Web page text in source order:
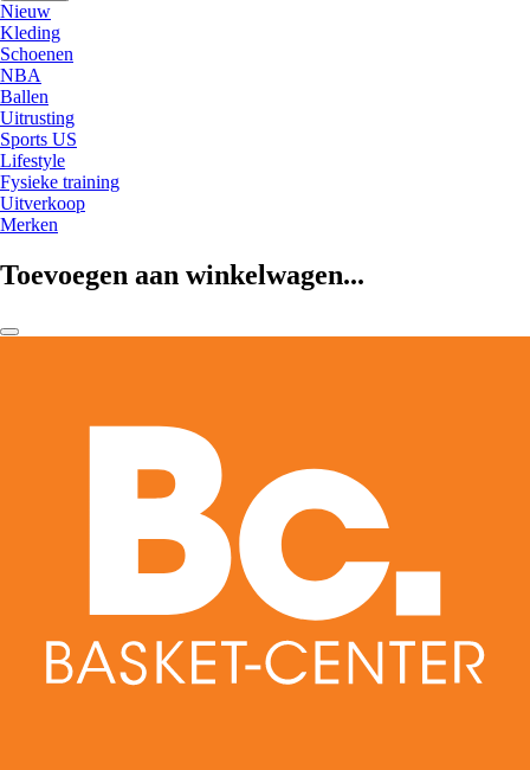
Nieuw
Kleding
Schoenen
NBA
Ballen
Uitrusting
Sports US
Lifestyle
Fysieke training
Uitverkoop
Merken
Toevoegen aan winkelwagen...